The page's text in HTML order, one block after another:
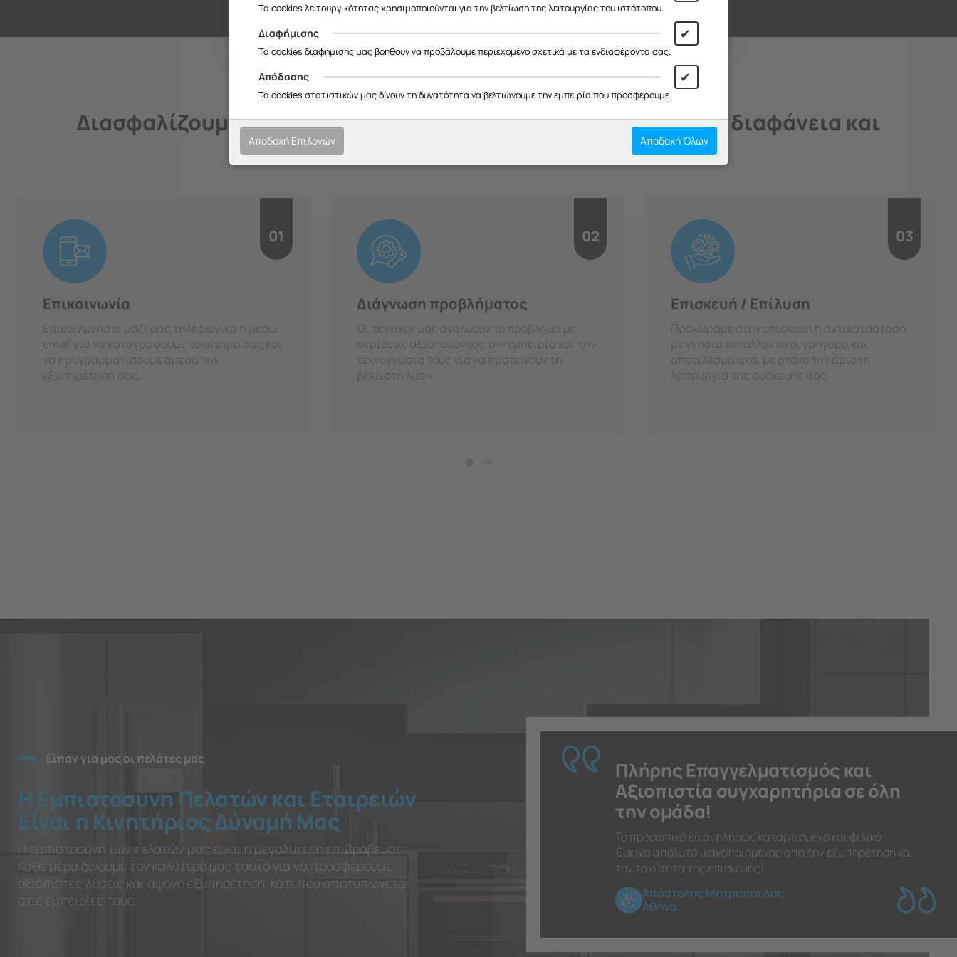
H Διαδικασία μας
Διασφαλίζουμε την ποιοτική εξυπηρέτηση σε κάθε στάδιο, με διαφάνεια και
01
Επικοινωνία
Επικοινωνήστε μαζί μας τηλεφωνικά ή μέσω
email για να καταγράψουμε το αίτημά σας και
να προγραμματίσουμε άμεσα την
εξυπηρέτησή σας.
02
Διάγνωση προβλήματος
Οι τεχνικοί μας αναλύουν το πρόβλημα με
ακρίβεια, αξιοποιώντας την εμπειρία και την
τεχνογνωσία τους για να προτείνουν τη
βέλτιστη λύση.
03
Επισκευή / Επίλυση
Προχωράμε στην επισκευή ή αντικατάσταση
με γνήσια ανταλλακτικά, γρήγορα και
αποτελεσματικά, με στόχο την άριστη
λειτουργία της συσκευής σας.
Είπαν για μας οι πελάτες μας
Η Εμπιστοσύνη Πελατών και Εταιρειών
Είναι η Κινητήριος Δύναμή Μας
Η εμπιστοσύνη των πελατών μας είναι η μεγαλύτερη επιβράβευση.
Κάθε μέρα δίνουμε τον καλύτερό μας εαυτό για να προσφέρουμε
αξιόπιστες λύσεις και άψογη εξυπηρέτηση, κάτι που αποτυπώνεται
στις εμπειρίες τους.
Πλήρης Επαγγελματισμός και
Αξιοπιστία συγχαρητήρια σε όλη
την ομάδα!
Το προσωπικό είναι πλήρως καταρτισμένο και φιλικό.
Έμεινα απόλυτα ικανοποιημένος από την εξυπηρέτηση και
την ταχύτητα της επισκευής!
Αποστόλης Μητρόπουλος
Αθήνα
Τα cookies λειτουργικότητας χρησιμοποιούνται για την βελτίωση της λειτουργίας του ιστότοπου.
Διαφήμισης ✔
Τα cookies διαφήμισης μας βοηθουν να προβάλουμε περιεχομένο σχετικά με τα ενδιαφέροντα σας.
Απόδοσης ✔
Τα cookies στατιστικών μας δίνουν τη δυνατότητα να βελτιώνουμε την εμπειρία που προσφέρουμε.
Αποδοχή Επιλογών Αποδοχή Όλων
Σας ευχαριστούμε για την κατανόηση και σας ευχόμαστε καλό καλοκαίρι!